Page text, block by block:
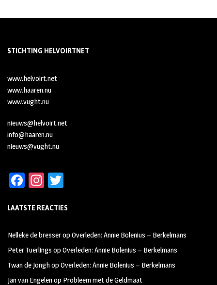
STICHTING HELVOIRTNET
www.helvoirt.net
www.haaren.nu
www.vught.nu
nieuws@helvoirt.net
info@haaren.nu
nieuws@vught.nu
Fa
b
oo
k
In
ag
m
tt
LAATSTE REACTIES
Nelleke de bresseropOverleden: Annie Bolenius – Berkelmans
Peter Tuerlings opOverleden: Annie Bolenius – Berkelmans
Twan de JonghopOverleden: Annie Bolenius – Berkelmans
Jan van Engelenop Probleem met de Geldmaat